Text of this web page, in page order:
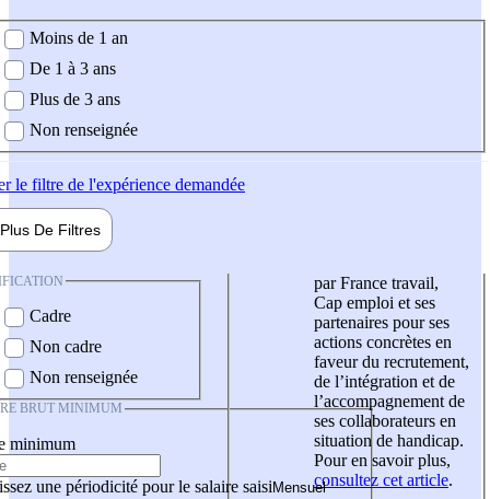
demandée
Moins de 1 an
De 1 à 3 ans
Plus de 3 ans
Non renseignée
le filtre de l'expérience demandée
Plus De Filtres
Cadre
Non cadre
Non renseignée
BRUT MINIMUM
minimum
une périodicité pour le salaire saisi
par France travail,
Cap emploi et ses
partenaires pour ses
actions concrètes en
faveur du recrutement,
de l’intégration et de
l’accompagnement de
ses collaborateurs en
situation de handicap.
Pour en savoir plus,
consultez cet article.